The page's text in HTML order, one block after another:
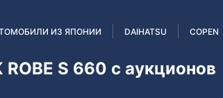
Распилы и конструкторы
ИЗ ЯПОНИИ DAIHATSU COPEN
S 660 с аукционов